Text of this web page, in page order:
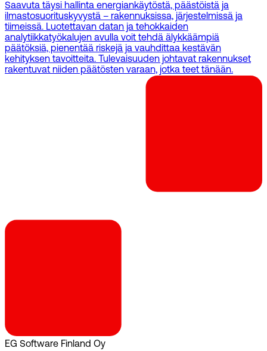
Saavuta täysi hallinta energiankäytöstä, päästöistä ja
ilmastosuorituskyvystä – rakennuksissa, järjestelmissä ja
tiimeissä. Luotettavan datan ja tehokkaiden
analytiikkatyökalujen avulla voit tehdä älykkäämpiä
päätöksiä, pienentää riskejä ja vauhdittaa kestävän
kehityksen tavoitteita. Tulevaisuuden johtavat rakennukset
rakentuvat niiden päätösten varaan, jotka teet tänään.
EG Software Finland Oy